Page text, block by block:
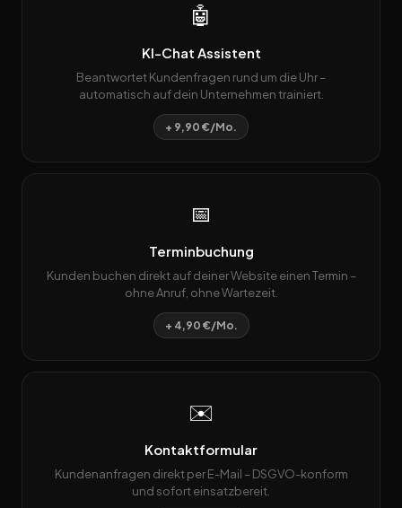
🤖
KI-Chat Assistent
Beantwortet Kundenfragen rund um die Uhr –
automatisch auf dein Unternehmen trainiert.
+ 9,90 €/Mo.
📅
Terminbuchung
Kunden buchen direkt auf deiner Website einen Termin –
ohne Anruf, ohne Wartezeit.
+ 4,90 €/Mo.
✉️
Kontaktformular
Kundenanfragen direkt per E-Mail – DSGVO-konform
und sofort einsatzbereit.